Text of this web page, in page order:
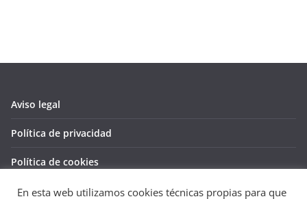
Aviso legal
Política de privacidad
Política de cookies
En esta web utilizamos cookies técnicas propias para que